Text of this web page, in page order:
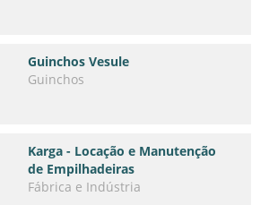
Guinchos Vesule
Guinchos
Karga - Locação e Manutenção
de Empilhadeiras
Fábrica e Indústria